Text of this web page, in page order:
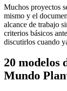
Muchos proyectos
mismo y el
alcance de trabajo
criterios básicos
discutirlos cuando
20 modelos
Mundo